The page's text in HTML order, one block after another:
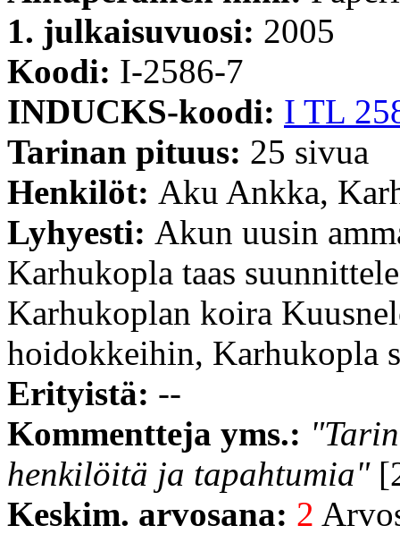
1. julkaisuvuosi: 2005
Koodi: I-2586-7
INDUCKS-koodi: I TL
Tarinan pituus: 25 sivua
Henkilöt: Aku Ankka,
Lyhyesti: Akun uusin
Karhukopla taas
Karhukoplan koira
hoidokkeihin, Karhukopla
Erityistä: --
Kommentteja yms.:
henkilöitä ja tapahtumia"
Keskim. arvosana: 2